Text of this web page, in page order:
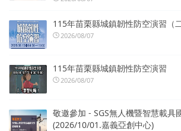
115年苗栗縣城鎮韌性防空演習（二
2026/08/07
115年苗栗縣城鎮韌性防空演習
2026/08/07
敬邀參加 - SGS無人機暨智慧載具
(2026/10/01.嘉義亞創中心)